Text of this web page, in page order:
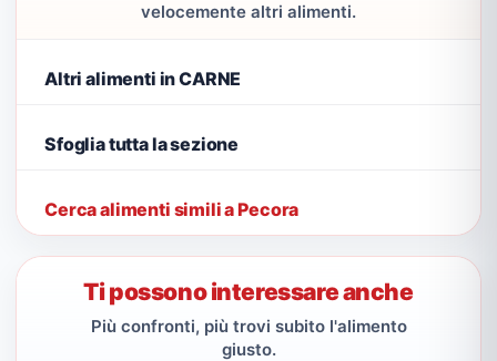
velocemente altri alimenti.
Altri alimenti in CARNE
Sfoglia tutta la sezione
Cerca alimenti simili a Pecora
Ti possono interessare anche
Più confronti, più trovi subito l'alimento
giusto.